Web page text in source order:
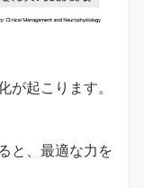
が起こります。
と、最適な力を